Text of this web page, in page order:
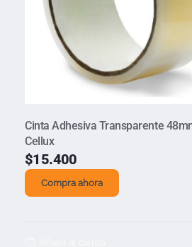
Cinta Adhesiva Transparente
Cellux
$15.400
Compra ahora